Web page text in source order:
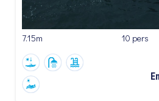
7.15m 10 pers